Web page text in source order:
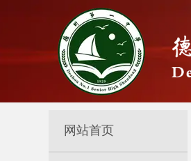
网站首页